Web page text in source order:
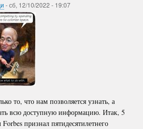
-сб, 12/10/2022 - 19:07
то, что нам позволяется узнать, а
всю доступную информацию. Итак, 5
признал пятидесятилетнего